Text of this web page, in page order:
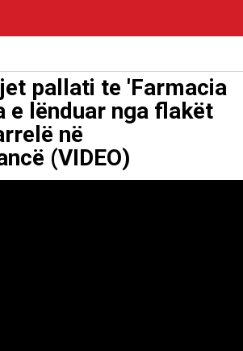
pallati te 'Farmacia
e lënduar nga flakët
në
(VIDEO)